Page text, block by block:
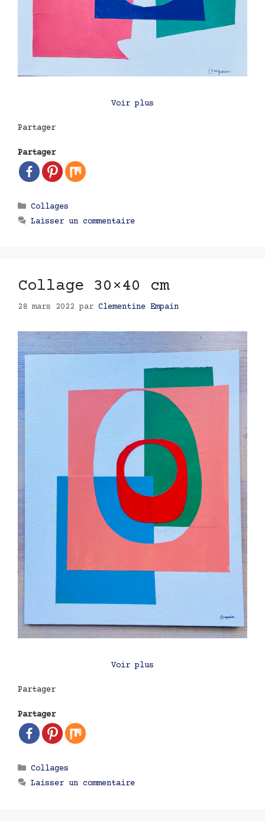
Voir plus
Partager
Partager
Catégories
Collages
Laisser un commentaire
Collage 30×40 cm
28 mars 2022 par Clementine Empain
Voir plus
Partager
Partager
Catégories
Collages
Laisser un commentaire